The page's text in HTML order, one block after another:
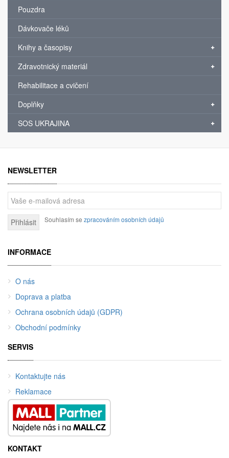
Pouzdra
Dávkovače léků
Knihy a časopisy
Zdravotnický materiál
Rehabilitace a cvičení
Doplňky
SOS UKRAJINA
NEWSLETTER
Přihlásit Souhlasím se zpracováním osobních údajů
INFORMACE
O nás
Doprava a platba
Ochrana osobních údajů (GDPR)
Obchodní podmínky
SERVIS
Kontaktujte nás
Reklamace
KONTAKT